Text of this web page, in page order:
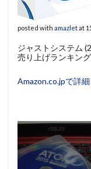
posted with amazletat
ジャストシステム
売り上げランキン
Amazon.co.jpで詳